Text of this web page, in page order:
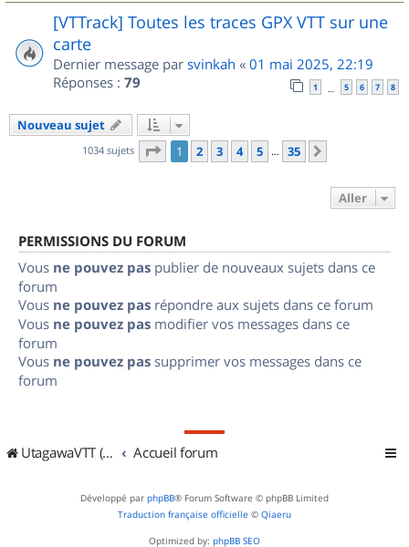
[VTTrack] Toutes les traces GPX VTT sur une
carte
Dernier message par svinkah « 01 mai 2025, 22:19
Réponses : 79 1 … 5 6 7 8
Nouveau sujet
1034 sujets Page 1sur
1 2 3 4 5 … 35
Aller
PERMISSIONS DU FORUM
Vous ne pouvez pas publier de nouveaux sujets dans ce
forum
Vous ne pouvez pas répondre aux sujets dans ce forum
Vous ne pouvez pas modifier vos messages dans ce
forum
Vous ne pouvez pas supprimer vos messages dans ce
forum
UtagawaVTT (Randos VTT et VTTAE avec traces GPS) Accueil forum
Développé par phpBB® Forum Software © phpBB Limited
Traduction française officielle © Qiaeru
Optimized by: phpBB SEO